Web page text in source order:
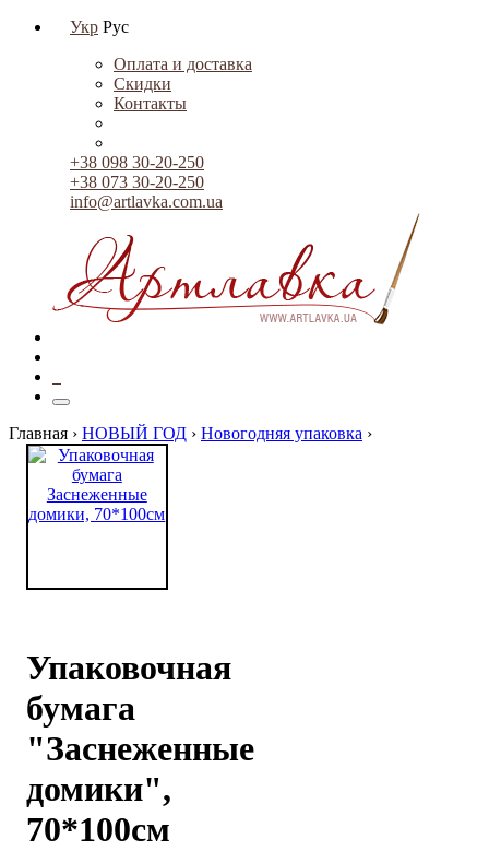
Укр Рус
Оплата и доставка
Скидки
Контакты
+38 098 30-20-250
+38 073 30-20-250
info@artlavka.com.ua
Главная › НОВЫЙ ГОД › Новогодняя упаковка ›
Упаковочная
бумага
"Заснеженные
домики",
70*100см